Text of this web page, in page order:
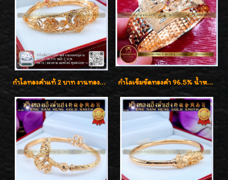
กำไลทองคำแท้ 2 บาท งานทองฉลุลาย ดีไซน์หรูหรา สวยคลาสสิค กำไลเข็มขัดทองคำ 96.5% น้ำหนัก 3 บาท หรูหรา สวยมากๆค่ะ